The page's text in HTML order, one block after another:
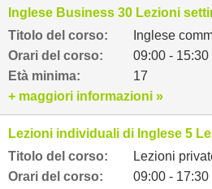
Inglese Business 30 Lezioni
Titolo del corso:
Inglese
Orari del corso:
09:00 - 15:30
Età minima:
17
+ maggiori informazioni »
Lezioni individuali di Inglese 5
Titolo del corso:
Lezioni
Orari del corso:
09:00 - 17:30